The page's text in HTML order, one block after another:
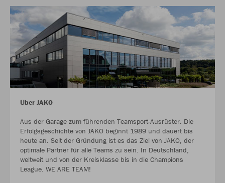
Über JAKO
Aus der Garage zum führenden Teamsport-Ausrüster. Die
Erfolgsgeschichte von JAKO beginnt 1989 und dauert bis
heute an. Seit der Gründung ist es das Ziel von JAKO, der
optimale Partner für alle Teams zu sein. In Deutschland,
weltweit und von der Kreisklasse bis in die Champions
League. WE ARE TEAM!